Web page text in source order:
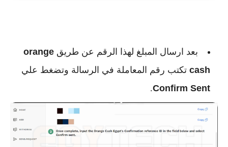
بعد ارسال المبلغ لهذا الرقم عن طريق orange
cash تكتب رقم المعاملة في الرسالة وتضغط علي
Confirm Sent
.